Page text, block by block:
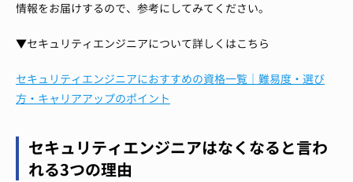
情報をお届けするので、参考にしてみてください。
▼セキュリティエンジニアについて詳しくはこちら
セキュリティエンジニアにおすすめの資格一覧｜難易度・選び
方・キャリアアップのポイント
セキュリティエンジニアはなくなると言わ
れる3つの理由